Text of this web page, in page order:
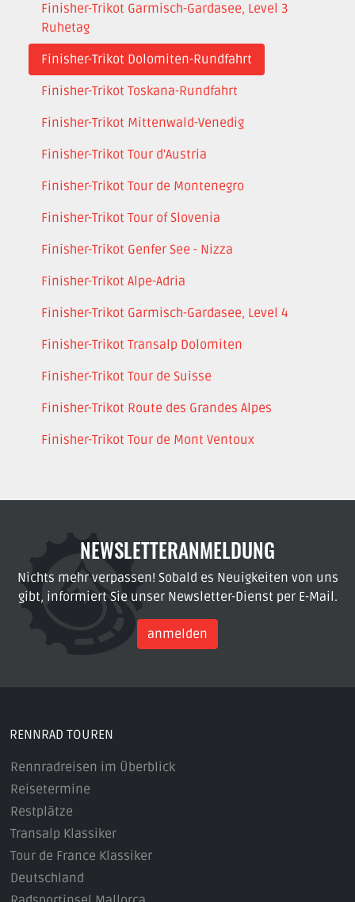
Finisher-Trikot Garmisch-Gardasee, Level 3
Ruhetag
Finisher-Trikot Dolomiten-Rundfahrt
Finisher-Trikot Toskana-Rundfahrt
Finisher-Trikot Mittenwald-Venedig
Finisher-Trikot Tour d'Austria
Finisher-Trikot Tour de Montenegro
Finisher-Trikot Tour of Slovenia
Finisher-Trikot Genfer See - Nizza
Finisher-Trikot Alpe-Adria
Finisher-Trikot Garmisch-Gardasee, Level 4
Finisher-Trikot Transalp Dolomiten
Finisher-Trikot Tour de Suisse
Finisher-Trikot Route des Grandes Alpes
Finisher-Trikot Tour de Mont Ventoux
NEWSLETTERANMELDUNG
Nichts mehr verpassen! Sobald es Neuigkeiten von uns
gibt, informiert Sie unser Newsletter-Dienst per E-Mail.
anmelden
RENNRAD TOUREN
Rennradreisen im Überblick
Reisetermine
Restplätze
Transalp Klassiker
Tour de France Klassiker
Deutschland